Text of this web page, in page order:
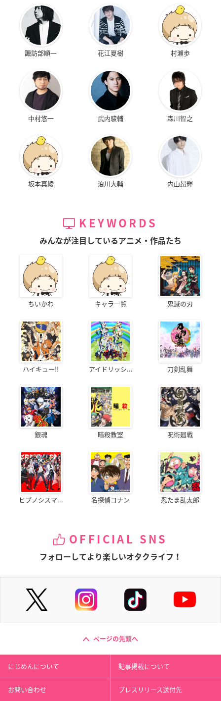
諏訪部順一 花江夏樹 村瀬歩
中村悠一 武内駿輔 森川智之
坂本真綾 浪川大輔 内山昂輝
KEYWORDS
みんなが注目しているアニメ・作品たち
ちいかわ キャラ一覧 鬼滅の刃
ハイキュー!! アイドリッシ... 刀剣乱舞
銀魂 暗殺教室 呪術廻戦
ヒプノシスマ... 名探偵コナン 忍たま乱太郎
OFFICIAL SNS
フォローしてより楽しいオタクライフ！
ページの先頭へ
にじめんについて 記事掲載について
お問い合わせ プレスリリース送付先